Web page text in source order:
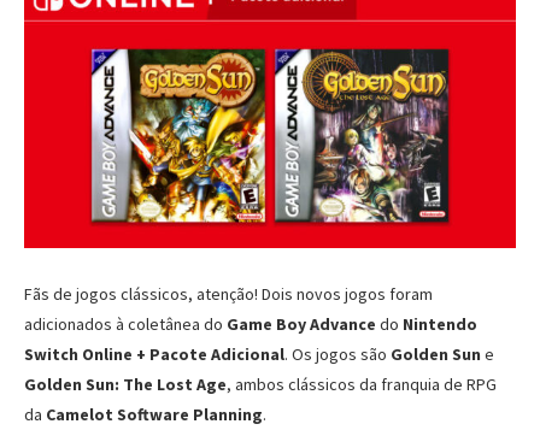
Fãs de jogos clássicos, atenção! Dois novos jogos foram
adicionados à coletânea do Game Boy Advance do Nintendo
Switch Online + Pacote Adicional. Os jogos são Golden Sun e
Golden Sun: The Lost Age, ambos clássicos da franquia de RPG
da Camelot Software Planning.